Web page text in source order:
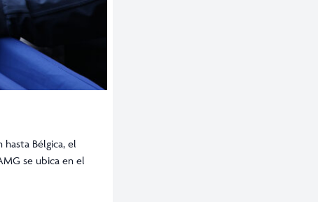
Bélgica, el
se ubica en el